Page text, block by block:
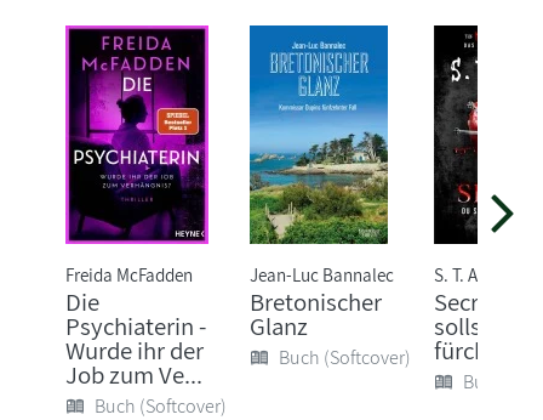
Freida McFadden
Die
Psychiaterin -
Wurde ihr der
Job zum Ve...
Buch (Softcover)
Jean-Luc Bannalec
Bretonischer
Glanz
Buch (Softcover)
S. T. Abby
Secret -
sollst
fürchten
Buch